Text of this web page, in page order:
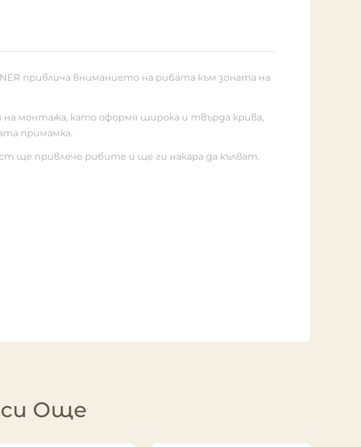
привлича вниманието на рибата към зоната на
на монтажа, като оформя широка и твърда крива,
примамка.
ще привлече рибите и ще ги накара да кълват.
Още